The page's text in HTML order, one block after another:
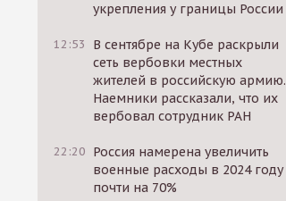
укрепления у границы России
12:53
В сентябре на Кубе раскрыли
сеть вербовки местных
жителей в российскую армию.
Наемники рассказали, что их
вербовал сотрудник РАН
22:20 Россия намерена увеличить
военные расходы в 2024 году
почти на 70%